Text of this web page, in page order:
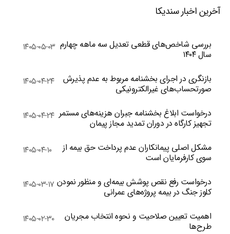
آخرین اخبار سندیکا
بررسی شاخص‌های قطعی تعدیل سه ماهه چهارم
سال ۱۴۰۴
۱۴۰۵-۰۵-۰۳
بازنگری در اجرای بخشنامه مربوط به عدم پذیرش
صورتحساب‌های غیرالکترونیکی
۱۴۰۵-۰۴-۲۴
درخواست ابلاغ بخشنامه جبران هزینه‌های مستمر
تجهیز کارگاه در دوران تمدید مجاز پیمان
۱۴۰۵-۰۴-۲۴
مشکل اصلی پیمانکاران عدم پرداخت حق بیمه از
سوی کارفرمایان است
۱۴۰۵-۰۴-۱۰
درخواست رفع نقص پوشش بیمه‌ای و منظور نمودن
کلوز جنگ در بیمه پروژه‌های عمرانی
۱۴۰۵-۰۳-۱۷
اهمیت تعیین صلاحیت و نحوه انتخاب مجریان
طرح‌ها
۱۴۰۵-۰۲-۳۰